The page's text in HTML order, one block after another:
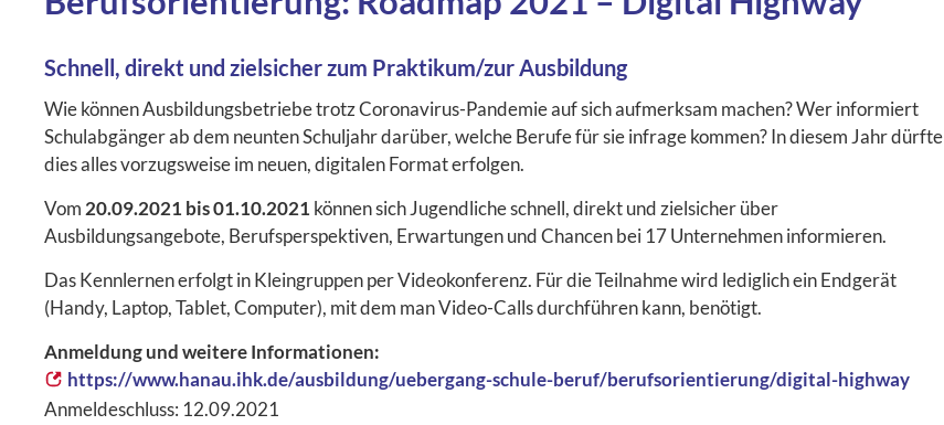
Schnell, direkt und zielsicher zum Praktikum/zur Ausbildung
Wie können Ausbildungsbetriebe trotz Coronavirus-Pandemie auf sich aufmerksam machen? Wer informiert
Schulabgänger ab dem neunten Schuljahr darüber, welche Berufe für sie infrage kommen? In diesem Jahr dürfte
dies alles vorzugsweise im neuen, digitalen Format erfolgen.
Vom 20.09.2021 bis 01.10.2021 können sich Jugendliche schnell, direkt und zielsicher über
Ausbildungsangebote, Berufsperspektiven, Erwartungen und Chancen bei 17 Unternehmen informieren.
Das Kennlernen erfolgt in Kleingruppen per Videokonferenz. Für die Teilnahme wird lediglich ein Endgerät
(Handy, Laptop, Tablet, Computer), mit dem man Video-Calls durchführen kann, benötigt.
Anmeldung und weitere Informationen:
https://www.hanau.ihk.de/ausbildung/uebergang-schule-beruf/berufsorientierung/digital-highway
Anmeldeschluss: 12.09.2021